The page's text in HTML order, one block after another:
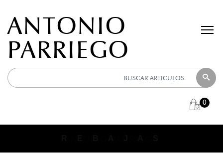
ANTONIO
PARRIEGO
0